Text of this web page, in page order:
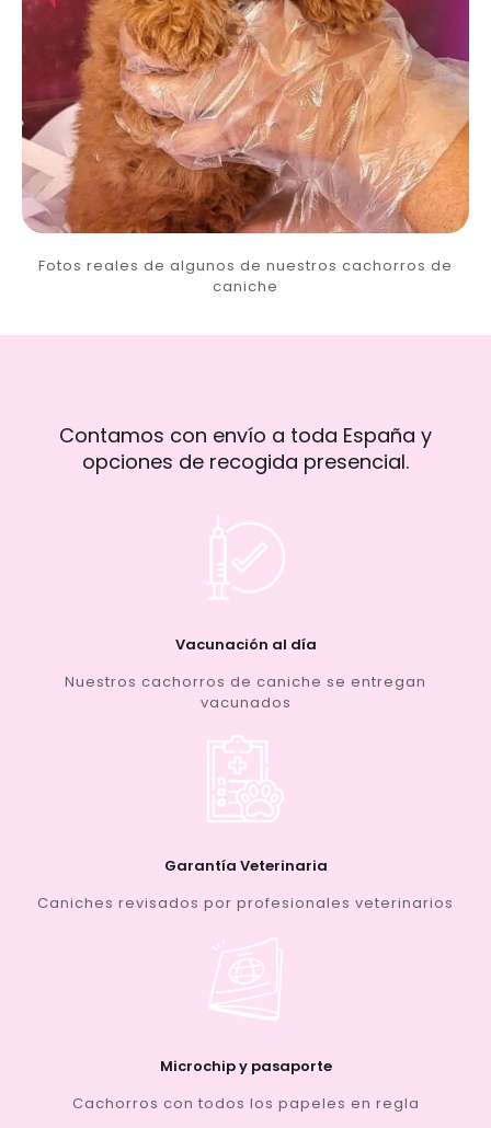
Fotos reales de algunos de nuestros cachorros de
caniche
Contamos con envío a toda España y
opciones de recogida presencial.
Vacunación al día
Nuestros cachorros de caniche se entregan
vacunados
Garantía Veterinaria
Caniches revisados por profesionales veterinarios
Microchip y pasaporte
Cachorros con todos los papeles en regla